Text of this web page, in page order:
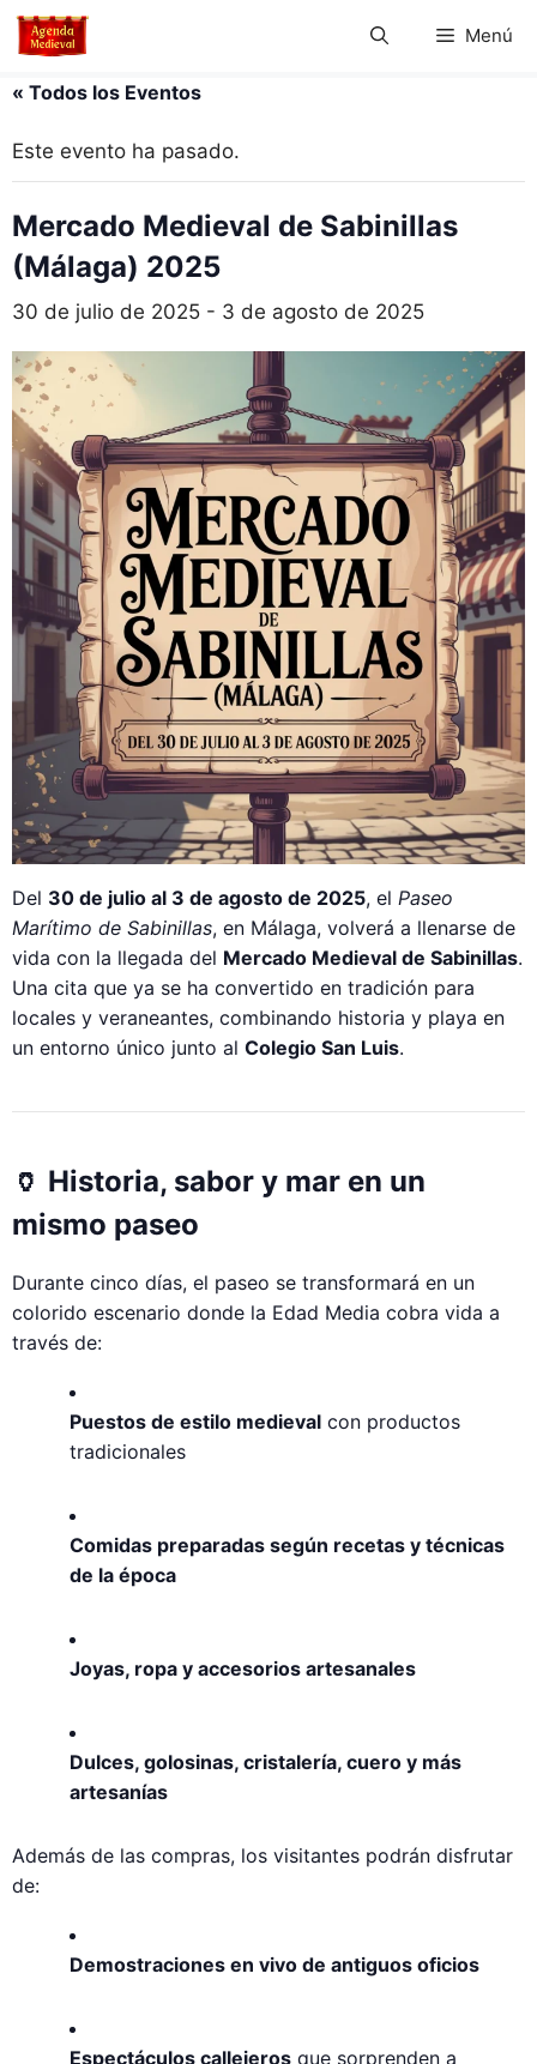
Saltar
Menú
« Todos los Eventos
Este evento ha pasado.
Mercado Medieval de Sabinillas
(Málaga) 2025
30 de julio de 2025 - 3 de agosto de 2025
Del 30 de julio al 3 de agosto de 2025, el Paseo
Marítimo de Sabinillas, en Málaga, volverá a llenarse de
vida con la llegada del Mercado Medieval de Sabinillas.
Una cita que ya se ha convertido en tradición para
locales y veraneantes, combinando historia y playa en
un entorno único junto al Colegio San Luis.
🏺 Historia, sabor y mar en un
mismo paseo
Durante cinco días, el paseo se transformará en un
colorido escenario donde la Edad Media cobra vida a
través de:
Puestos de estilo medieval con productos
tradicionales
Comidas preparadas según recetas y técnicas
de la época
Joyas, ropa y accesorios artesanales
Dulces, golosinas, cristalería, cuero y más
artesanías
Además de las compras, los visitantes podrán disfrutar
de:
Demostraciones en vivo de antiguos oficios
Espectáculos callejeros que sorprenden a